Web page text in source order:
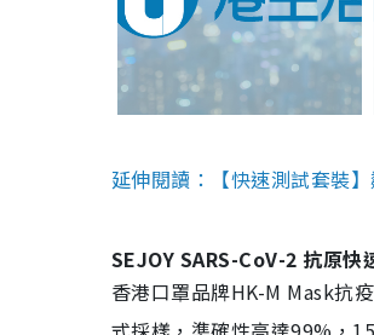
延伸閱讀：【快速測試套裝
SEJOY SARS-CoV-2 抗原快
香港口罩品牌HK-M Mask抗